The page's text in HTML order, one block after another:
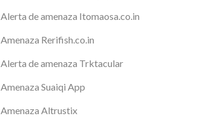
Alerta de amenaza Itomaosa.co.in
Amenaza Rerifish.co.in
Alerta de amenaza Trktacular
Amenaza Suaiqi App
Amenaza Altrustix